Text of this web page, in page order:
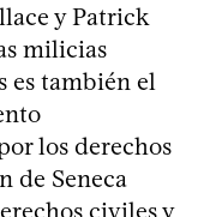
y Patrick
milicias
es también el
los derechos
de Seneca
civiles y